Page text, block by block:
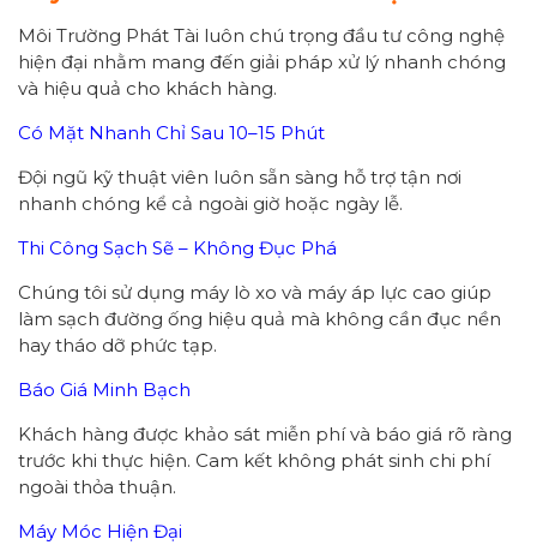
Môi Trường Phát Tài luôn chú trọng đầu tư công nghệ
hiện đại nhằm mang đến giải pháp xử lý nhanh chóng
và hiệu quả cho khách hàng.
Có Mặt Nhanh Chỉ Sau 10–15 Phút
Đội ngũ kỹ thuật viên luôn sẵn sàng hỗ trợ tận nơi
nhanh chóng kể cả ngoài giờ hoặc ngày lễ.
Thi Công Sạch Sẽ – Không Đục Phá
Chúng tôi sử dụng máy lò xo và máy áp lực cao giúp
làm sạch đường ống hiệu quả mà không cần đục nền
hay tháo dỡ phức tạp.
Báo Giá Minh Bạch
Khách hàng được khảo sát miễn phí và báo giá rõ ràng
trước khi thực hiện. Cam kết không phát sinh chi phí
ngoài thỏa thuận.
Máy Móc Hiện Đại